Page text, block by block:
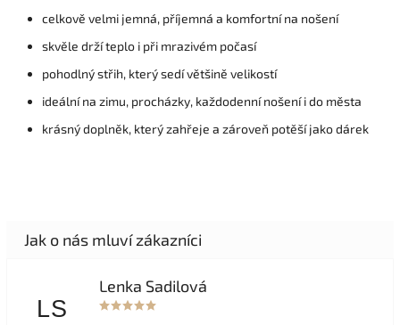
celkově velmi jemná, příjemná a komfortní na nošení
skvěle drží teplo i při mrazivém počasí
pohodlný střih, který sedí většině velikostí
ideální na zimu, procházky, každodenní nošení i do města
krásný doplněk, který zahřeje a zároveň potěší jako dárek
LS
Lenka Sadilová